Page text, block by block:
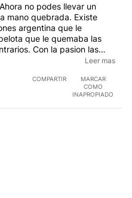
no podes llevar un
mano quebrada. Existe
argentina que le
que le quemaba las
Con la pasion las
pelota en direccion al arco
el debut y competencia del
por usar el espacio de
Leer mas
COMPARTIR
MARCAR
COMO
INAPROPIADO